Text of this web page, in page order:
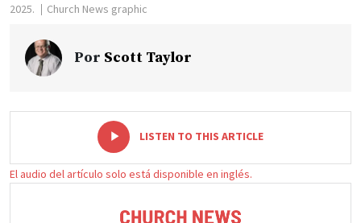
2025.
Church News graphic
Por Scott Taylor
LISTEN TO THIS ARTICLE
El audio del artículo solo está disponible en inglés.